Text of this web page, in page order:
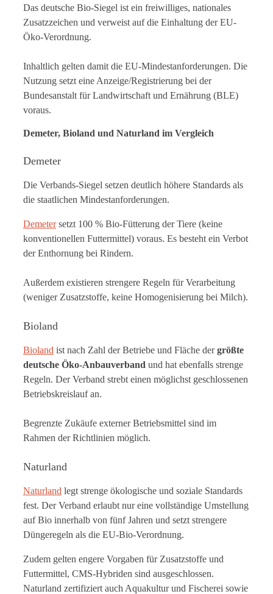
Das deutsche Bio-Siegel ist ein freiwilliges, nationales
Zusatzzeichen und verweist auf die Einhaltung der EU-
Öko-Verordnung.
Inhaltlich gelten damit die EU-Mindestanforderungen. Die
Nutzung setzt eine Anzeige/Registrierung bei der
Bundesanstalt für Landwirtschaft und Ernährung (BLE)
voraus.
Demeter, Bioland und Naturland im Vergleich
Demeter
Die Verbands-Siegel setzen deutlich höhere Standards als
die staatlichen Mindestanforderungen.
Demetersetzt 100 % Bio-Fütterung der Tiere (keine
konventionellen Futtermittel) voraus. Es besteht ein Verbot
der Enthornung bei Rindern.
Außerdem existieren strengere Regeln für Verarbeitung
(weniger Zusatzstoffe, keine Homogenisierung bei Milch).
Bioland
Bioland ist nach Zahl der Betriebe und Fläche dergrößte
deutsche Öko-Anbauverband und hat ebenfalls strenge
Regeln. Der Verband strebt einen möglichst geschlossenen
Betriebskreislauf an.
Begrenzte Zukäufe externer Betriebsmittel sind im
Rahmen der Richtlinien möglich.
Naturland
Naturland legt strenge ökologische und soziale Standards
fest. Der Verband erlaubt nur eine vollständige Umstellung
auf Bio innerhalb von fünf Jahren und setzt strengere
Düngeregeln als die EU-Bio-Verordnung.
Zudem gelten engere Vorgaben für Zusatzstoffe und
Futtermittel, CMS-Hybriden sind ausgeschlossen.
Naturland zertifiziert auch Aquakultur und Fischerei sowie